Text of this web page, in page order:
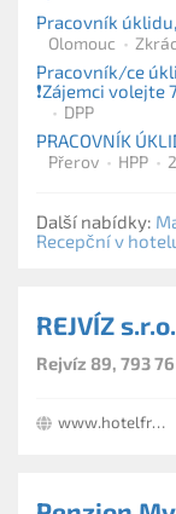
Pracovník
Olomouc
Pracovník/ce
❗️Zájemci volejte
DPP
PRACOVNÍK
Přerov HPP
Další nabídky:
Recepční v
REJVÍZ s.r.o.
Rejvíz 89, 793 76
www.hotelfranz.cz